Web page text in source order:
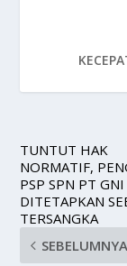
TUNTUT HAK
NORMATIF,
PSP SPN PT GNI
DITETAPKAN
TERSANGKA
SEBELUMNYA